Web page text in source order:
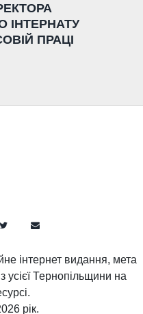
ІНТЕРНАТУ
ПРАЦІ
інтернет видання, мета
усієї Тернопільщини на
рік.